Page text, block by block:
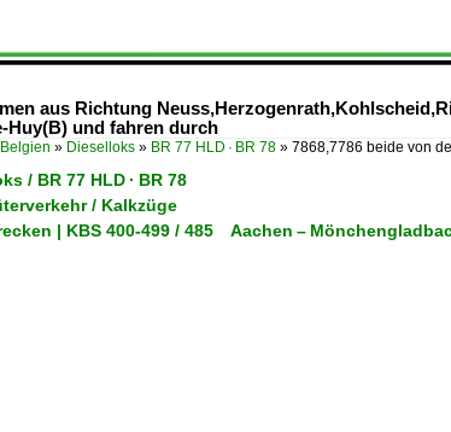
aus Richtung
Huy(B) und fahren durch
Belgien » Dieselloks » BR 77 HLD · BR 78 » 7868,7786 beide von
/ BR 77 HLD · BR 78
/ Kalkzüge
| KBS 400-499 / 485 Aachen –